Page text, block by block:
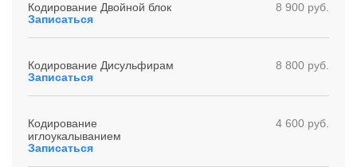
Кодирование Двойной блок
8 900 руб.
Записаться
Кодирование Дисульфирам
8 800 руб.
Записаться
Кодирование
иглоукалыванием
4 600 руб.
Записаться